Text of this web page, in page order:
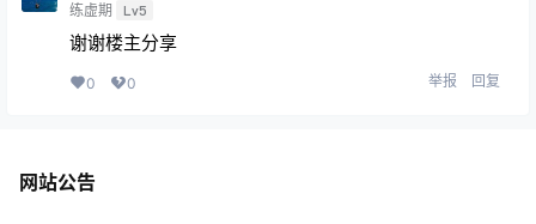
练虚期 Lv5
谢谢楼主分享
0 0 举报 回复
网站公告